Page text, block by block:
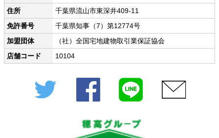
住所
千葉県流山市東深井409-11
免許番号
千葉県知事（7）第12774号
加盟団体
（社）全国宅地建物取引業保証協会
店舗コード
10104
Twitter Facebook